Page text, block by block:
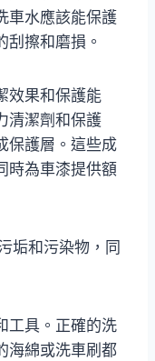
車水應該能保護
刮擦和磨損。
效果和保護能
清潔劑和保護
保護層。這些成
時為車漆提供額
垢和污染物，同
工具。正確的洗
海綿或洗車刷都